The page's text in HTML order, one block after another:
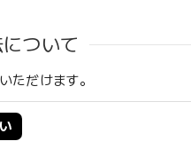
ついて
ただけます。